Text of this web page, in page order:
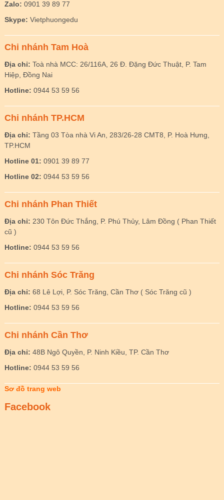
Zalo: 0901 39 89 77
Skype: Vietphuongedu
Chi nhánh Tam Hoà
Địa chỉ: Toà nhà MCC: 26/116A, 26 Đ. Đặng Đức Thuật, P. Tam
Hiệp, Đồng Nai
Hotline: 0944 53 59 56
Chi nhánh TP.HCM
Địa chỉ: Tầng 03 Tòa nhà Vi An, 283/26-28 CMT8, P. Hoà Hưng,
TP.HCM
Hotline 01: 0901 39 89 77
Hotline 02: 0944 53 59 56
Chi nhánh Phan Thiết
Địa chỉ: 230 Tôn Đức Thắng, P. Phú Thủy, Lâm Đồng ( Phan Thiết
cũ )
Hotline: 0944 53 59 56
Chi nhánh Sóc Trăng
Địa chỉ: 68 Lê Lợi, P. Sóc Trăng, Cần Thơ ( Sóc Trăng cũ )
Hotline: 0944 53 59 56
Chi nhánh Cần Thơ
Địa chỉ: 48B Ngô Quyền, P. Ninh Kiều, TP. Cần Thơ
Hotline: 0944 53 59 56
Sơ đồ trang web
Facebook